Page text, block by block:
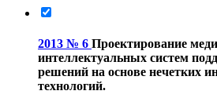
2013 № 6 Проектирование
интеллектуальных систем
решений на основе нечетких
технологий.